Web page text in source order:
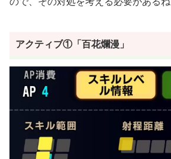
アクティブ①「百花爛漫」